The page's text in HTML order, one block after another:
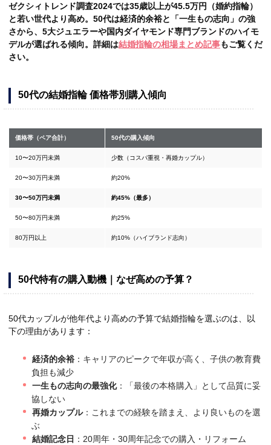
ゼクシィトレンド調査2024では35歳以上が45.5万円（婚約指輪）
と若い世代より高め。50代は経済的余裕と「一生もの志向」の強
さから、5大ジュエラーや国内ダイヤモンド専門ブランドのハイモ
デルが選ばれる傾向。詳細は結婚指輪の相場まとめ記事もご覧くだ
さい。
50代の結婚指輪 価格帯別購入傾向
価格帯（ペア合計） 50代の購入傾向
10〜20万円未満 少数（コスパ重視・再婚カップル）
20〜30万円未満 約20%
30〜50万円未満 約45%（最多）
50〜80万円未満 約25%
80万円以上 約10%（ハイブランド志向）
50代特有の購入動機｜なぜ高めの予算？
50代カップルが他年代より高めの予算で結婚指輪を選ぶのは、以
下の理由があります：
経済的余裕：キャリアのピークで年収が高く、子供の教育費
負担も減少
一生もの志向の最強化：「最後の本格購入」として品質に妥
協しない
再婚カップル：これまでの経験を踏まえ、より良いものを選
ぶ
結婚記念日 ：20周年・30周年記念での購入・リフォーム